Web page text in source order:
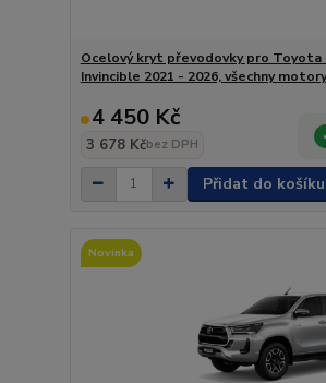
Ocelový kryt převodovky pro Toyota
Invincible 2021 - 2026, všechny motory
4 450 Kč
3 678 Kčbez DPH
Přidat do košíku
Novinka